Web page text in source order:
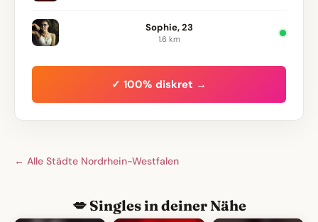
Sophie, 23
1.6 km
✓ 100% diskret →
← Alle Städte Nordrhein-Westfalen
💋 Singles in deiner Nähe